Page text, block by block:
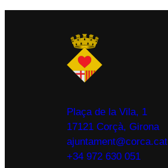
Plaça de la Vila, 1
17121 Corçà, Girona
ajuntament@corca.cat
+34 972 630 051